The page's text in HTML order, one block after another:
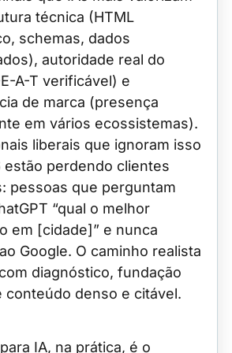
técnica (HTML
schemas, dados
autoridade real do
A-T verificável) e
de marca (presença
em vários ecossistemas).
liberais que ignoram isso
estão perdendo clientes
pessoas que perguntam
“qual o melhor
em [cidade]” e nunca
Google. O caminho realista
diagnóstico, fundação
conteúdo denso e citável.
IA, na prática, é o